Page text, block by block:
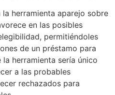
herramienta aparejo sobre
en las posibles
permitiéndoles
de un préstamo para
herramienta serí­a único
a las probables
rechazados para